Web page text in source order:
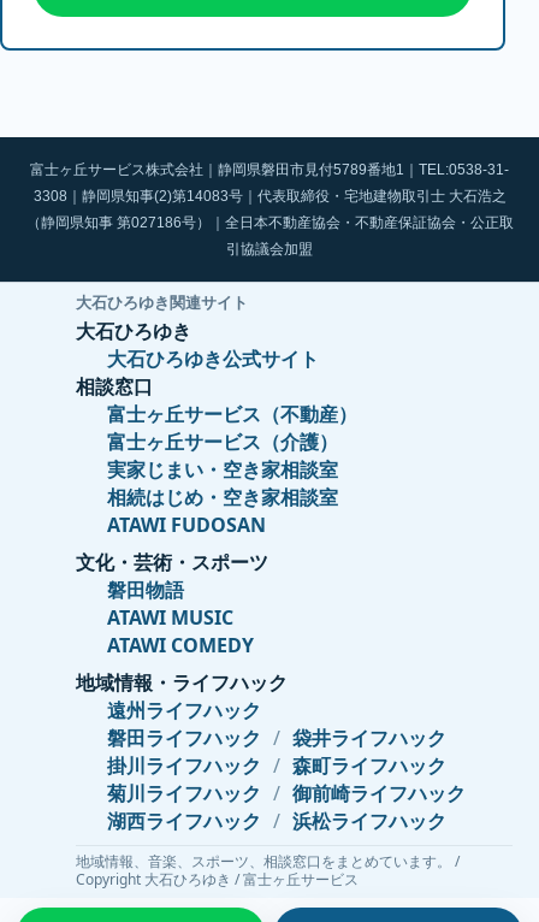
富士ヶ丘サービス株式会社｜静岡県磐田市見付5789番地1｜TEL:0538-31-
3308｜静岡県知事(2)第14083号｜代表取締役・宅地建物取引士 大石浩之
（静岡県知事 第027186号）｜全日本不動産協会・不動産保証協会・公正取
引協議会加盟
大石ひろゆき関連サイト
大石ひろゆき
大石ひろゆき公式サイト
相談窓口
富士ヶ丘サービス（不動産）
富士ヶ丘サービス（介護）
実家じまい・空き家相談室
相続はじめ・空き家相談室
ATAWI FUDOSAN
文化・芸術・スポーツ
磐田物語
ATAWI MUSIC
ATAWI COMEDY
地域情報・ライフハック
遠州ライフハック
磐田ライフハック / 袋井ライフハック
掛川ライフハック / 森町ライフハック
菊川ライフハック / 御前崎ライフハック
湖西ライフハック / 浜松ライフハック
地域情報、音楽、スポーツ、相談窓口をまとめています。 /
Copyright 大石ひろゆき / 富士ヶ丘サービス